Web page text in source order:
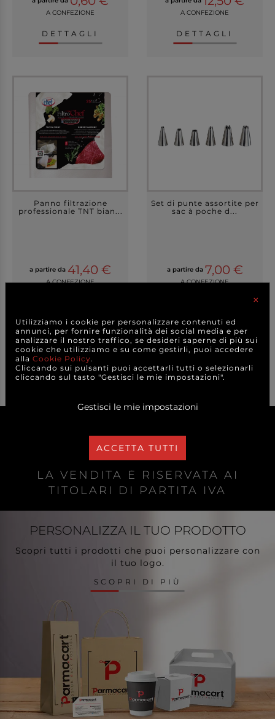
A CONFEZIONE
DETTAGLI
A CONFEZIONE
DETTAGLI
Panno filtrazione
professionale TNT bian...
a partire da 41,40 €
A CONFEZIONE
Set di punte assortite per
sac à poche d...
a partire da 7,00 €
A CONFEZIONE
LA VENDITA È RISERVATA AI
TITOLARI DI PARTITA IVA
PERSONALIZZA IL TUO PRODOTTO
Scopri tutti i prodotti che puoi personalizzare con
il tuo logo.
SCOPRI DI PIÙ
×
Utilizziamo i cookie per personalizzare contenuti ed
annunci, per fornire funzionalità dei social media e per
analizzare il nostro traffico, se desideri saperne di più sui
cookie che utilizziamo e su come gestirli, puoi accedere
alla Cookie Policy.
Cliccando sui pulsanti puoi accettarli tutti o selezionarli
cliccando sul tasto "Gestisci le mie impostazioni".
Gestisci le mie impostazioni
ACCETTA TUTTI